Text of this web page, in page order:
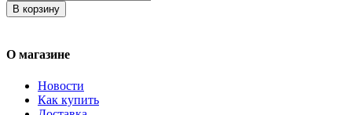
В корзину
О магазине
Новости
Как купить